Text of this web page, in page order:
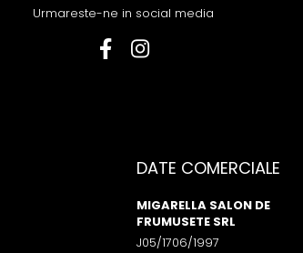
Urmareste-ne in social media
DATE COMERCIALE
MIGARELLA SALON DE
FRUMUSETE SRL
J05/1706/1997